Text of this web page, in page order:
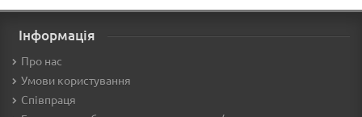
Інформація
Про нас
Умови користування
Співпраця